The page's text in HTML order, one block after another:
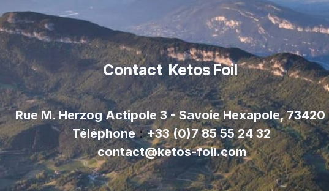
Contact Ketos Foil
Rue M. Herzog Actipole 3 - Savoie Hexapole, 73420
Téléphone:+33 (0)7 85 55 24 32
contact@ketos-foil.com